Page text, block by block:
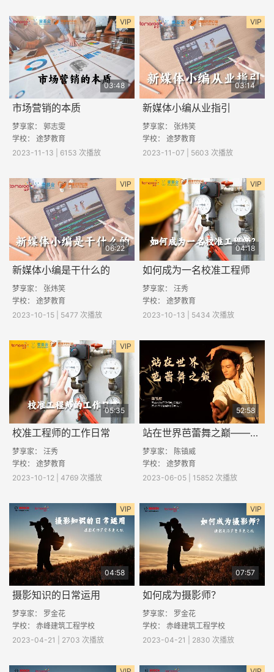
VIP
03:48
市场营销的本质
梦享家： 郭志雯
学校： 途梦教育
2023-11-13 | 6153 次播放
VIP
03:14
新媒体小编从业指引
梦享家： 张炜笑
学校： 途梦教育
2023-11-07 | 5603 次播放
VIP
06:22
新媒体小编是干什么的
梦享家： 张炜笑
学校： 途梦教育
2023-10-15 | 5477 次播放
VIP
04:18
如何成为一名校准工程师
梦享家： 汪秀
学校： 途梦教育
2023-10-13 | 5434 次播放
VIP
05:35
校准工程师的工作日常
梦享家： 汪秀
学校： 途梦教育
2023-10-12 | 4769 次播放
52:58
站在世界芭蕾舞之巅——中国男孩陈镇威勇闯纽约，披荆斩棘圆梦之路
梦享家： 陈镇威
学校： 途梦教育
2023-06-05 | 15852 次播放
VIP
04:58
摄影知识的日常运用
梦享家： 罗金花
学校： 赤峰建筑工程学校
2023-04-21 | 2703 次播放
VIP
07:57
如何成为摄影师？
梦享家： 罗金花
学校： 赤峰建筑工程学校
2023-04-21 | 2830 次播放